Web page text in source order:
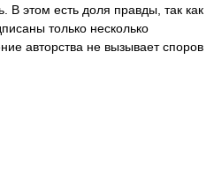
В этом есть доля правды, так как
только несколько
авторства не вызывает споров